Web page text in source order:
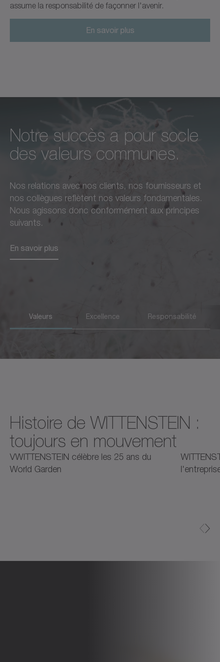
assume la responsabilité de façonner l'avenir.
En savoir plus
Notre succès a pour socle
des valeurs communes.
Nos relations avec nos clients, nos fournisseurs et
nos collègues reflètent nos valeurs fondamentales.
Nous agissons donc conformément aux principes
suivants.
En savoir plus
L'excellence
inconditionnelle à tous
telle est la standard qui
guide chacune de nos
actions.
En savoir plus
Nous nous sentons
responsables non
seulement envers nos
clients, nos employés et
nos partenaires, mais aussi
envers le progrès de notre
région et de la société dans
son ensemble.
Valeurs Excellence Responsabilité
Histoire de WITTENSTEIN :
toujours en mouvement
2025
2025
VWITTENSTEIN célèbre les 25 ans du
World Garden